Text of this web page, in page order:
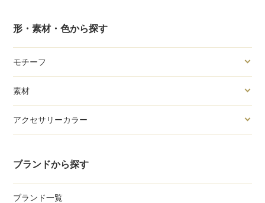
形・素材・色から探す
モチーフ
素材
アクセサリーカラー
ブランドから探す
ブランド一覧